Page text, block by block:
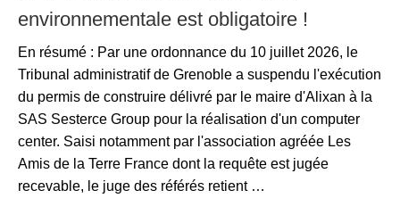
environnementale est obligatoire !
En résumé : Par une ordonnance du 10 juillet 2026, le
Tribunal administratif de Grenoble a suspendu l'exécution
du permis de construire délivré par le maire d'Alixan à la
SAS Sesterce Group pour la réalisation d'un computer
center. Saisi notamment par l'association agréée Les
Amis de la Terre France dont la requête est jugée
recevable, le juge des référés retient …